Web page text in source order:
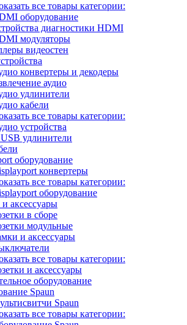
все товары категории:
оборудование
диагностики HDMI
модуляторы
видеостен
конвертеры и декодеры
аудио
удлинители
кабели
все товары категории:
устройства
удлинители
оборудование
конвертеры
все товары категории:
оборудование
и аксессуары
в сборе
модульные
и аксессуары
все товары категории:
и аксессуары
оборудование
Spaun
Spaun
все товары категории: